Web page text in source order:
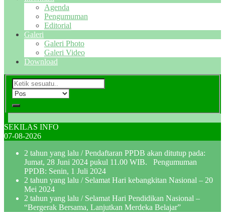
Agenda
Pengumuman
Editorial
Galeri
Galeri Photo
Galeri Video
Download
SEKILAS INFO
07-08-2026
2 tahun yang lalu / Pendaftaran PPDB akan ditutup pada:
Jumat, 28 Juni 2024 pukul 11.00 WIB. Pengumuman
PPDB: Senin, 1 Juli 2024
2 tahun yang lalu / Selamat Hari kebangkitan Nasional – 20
Mei 2024
2 tahun yang lalu / Selamat Hari Pendidikan Nasional –
“Bergerak Bersama, Lanjutkan Merdeka Belajar”